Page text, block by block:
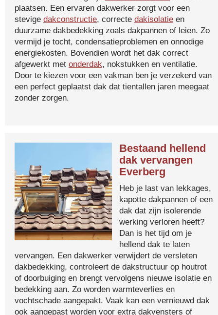
plaatsen. Een ervaren dakwerker zorgt voor een
stevige dakconstructie, correcte dakisolatie en
duurzame dakbedekking zoals dakpannen of leien. Zo
vermijd je tocht, condensatieproblemen en onnodige
energiekosten. Bovendien wordt het dak correct
afgewerkt met onderdak, nokstukken en ventilatie.
Door te kiezen voor een vakman ben je verzekerd van
een perfect geplaatst dak dat tientallen jaren meegaat
zonder zorgen.
Bestaand hellend
dak vervangen
Everberg
Heb je last van lekkages,
kapotte dakpannen of een
dak dat zijn isolerende
werking verloren heeft?
Dan is het tijd om je
hellend dak te laten
vervangen. Een dakwerker verwijdert de versleten
dakbedekking, controleert de dakstructuur op houtrot
of doorbuiging en brengt vervolgens nieuwe isolatie en
bedekking aan. Zo worden warmteverlies en
vochtschade aangepakt. Vaak kan een vernieuwd dak
ook aangepast worden voor extra dakvensters of